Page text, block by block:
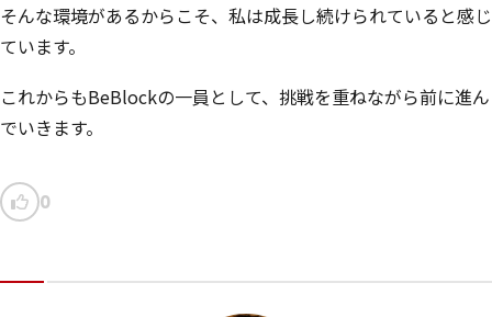
そんな環境があるからこそ、私は成長し続けられていると感じ
ています。
これからもBeBlockの一員として、挑戦を重ねながら前に進ん
でいきます。
0